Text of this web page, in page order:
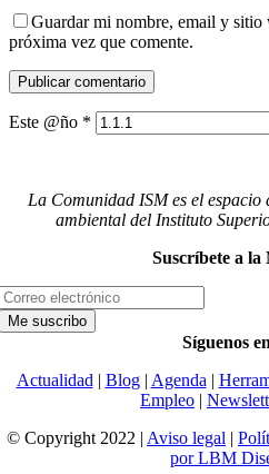
Guardar mi nombre, email y sitio
próxima vez que comente.
Este @ño *
La Comunidad ISM es el
ambiental del Instituto
Suscríbete a la
Síguenos
Actualidad | Blog| Agenda |
Empleo |
© Copyright 2022 | Aviso legal |
por LBM